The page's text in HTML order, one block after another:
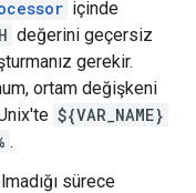
içinde
değerini geçersiz
gerekir.
ortam değişkeni
${VAR_NAME}
.
sürece